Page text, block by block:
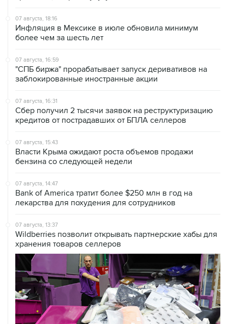
07 августа, 18:16
Инфляция в Мексике в июле обновила минимум
более чем за шесть лет
07 августа, 16:59
"СПБ биржа" прорабатывает запуск деривативов на
заблокированные иностранные акции
07 августа, 16:31
Сбер получил 2 тысячи заявок на реструктуризацию
кредитов от пострадавших от БПЛА селлеров
07 августа, 15:43
Власти Крыма ожидают роста объемов продажи
бензина со следующей недели
07 августа, 14:47
Bank of America тратит более $250 млн в год на
лекарства для похудения для сотрудников
07 августа, 13:37
Wildberries позволит открывать партнерские хабы для
хранения товаров селлеров